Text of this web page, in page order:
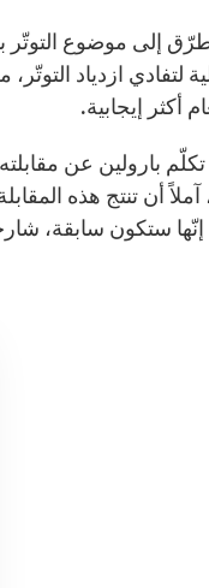
إلى موضوع التوتّر
لتفادي ازدياد
أكثر إيجابية.
تكلّم بارولين عن
آملاً أن تنتج هذه
إنّها ستكون سابقة،